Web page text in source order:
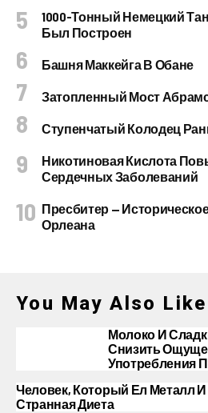
1000-Тонный Немецкий
Был Построен
Башня Маккейга В Обане
Затопленный Мост
Ступенчатый Колодец
Никотиновая Кислота
Сердечных Заболеваний
Пресбитер —
Орлеана
You May Also Like
Молоко И
Снизить
Употребления
Человек, Который Ел Металл
Странная Диета